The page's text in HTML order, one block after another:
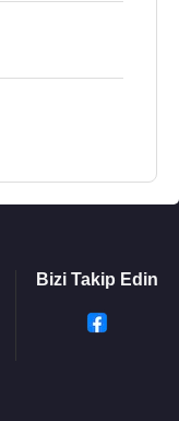
Bizi Takip Edin